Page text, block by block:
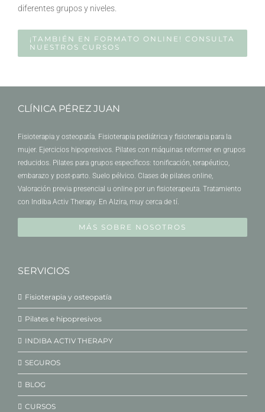
diferentes grupos y niveles.
¡TAMBIÉN EN FORMATO ONLINE! CONSULTA
NUESTROS CURSOS
CLÍNICA PÉREZ JUAN
Fisioterapia y osteopatía. Fisioterapia pediátrica y fisioterapia para la
mujer. Ejercicios hipopresivos. Pilates con máquinas reformer en grupos
reducidos. Pilates para grupos específicos: tonificación, terapéutico,
embarazo y post-parto. Suelo pélvico. Clases de pilates online,
Valoración previa presencial u online por un fisioterapeuta. Tratamiento
con Indiba Activ Therapy. En Alzira, muy cerca de tí.
MÁS SOBRE NOSOTROS
SERVICIOS
Fisioterapia y osteopatía
Pilates e hipopresivos
INDIBA ACTIV THERAPY
SEGUROS
BLOG
CURSOS